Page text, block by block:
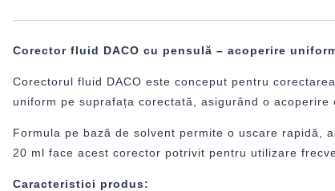
Corector fluid DACO cu pensulă – acoperire
Corectorul fluid DACO este conceput pentru
uniform pe suprafața corectată, asigurând o
Formula pe bază de solvent permite o uscare rapidă,
20 ml face acest corector potrivit pentru utilizare
Caracteristici produs: